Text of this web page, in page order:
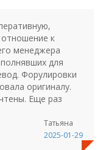
отношение к
менеджера
для
Форулировки
оригиналу.
Еще раз
Татьяна
2025-01-29